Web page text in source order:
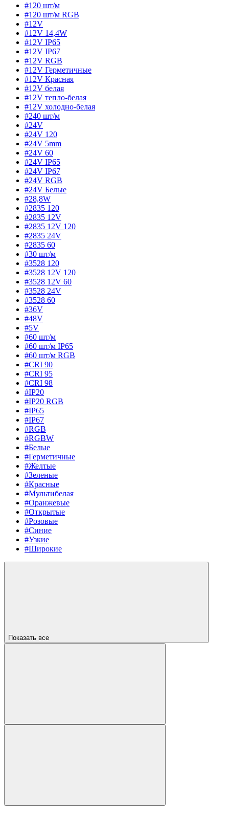
#120 шт/м
#120 шт/м RGB
#12V
#12V 14,4W
#12V IP65
#12V IP67
#12V RGB
#12V Герметичные
#12V Красная
#12V белая
#12V тепло-белая
#12V холодно-белая
#240 шт/м
#24V
#24V 120
#24V 5mm
#24V 60
#24V IP65
#24V IP67
#24V RGB
#24V Белые
#28,8W
#2835 120
#2835 12V
#2835 12V 120
#2835 24V
#2835 60
#30 шт/м
#3528 120
#3528 12V 120
#3528 12V 60
#3528 24V
#3528 60
#36V
#48V
#5V
#60 шт/м
#60 шт/м IP65
#60 шт/м RGB
#CRI 90
#CRI 95
#CRI 98
#IP20
#IP20 RGB
#IP65
#IP67
#RGB
#RGBW
#Белые
#Герметичные
#Желтые
#Зеленые
#Красные
#Мультибелая
#Оранжевые
#Открытые
#Розовые
#Синие
#Узкие
#Широкие
Показать все